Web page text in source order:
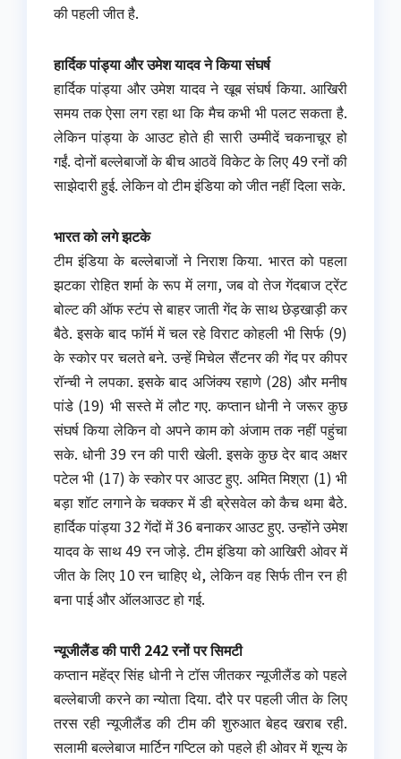
की पहली जीत है.
हार्दिक पांड्या और उमेश यादव ने किया संघर्ष
हार्दिक पांड्या और उमेश यादव ने खूब संघर्ष किया. आखिरी
समय तक ऐसा लग रहा था कि मैच कभी भी पलट सकता है.
लेकिन पांड्या के आउट होते ही सारी उम्मीदें चकनाचूर हो
गईं. दोनों बल्लेबाजों के बीच आठवें विकेट के लिए 49 रनों की
साझेदारी हुई. लेकिन वो टीम इंडिया को जीत नहीं दिला सके.
भारत को लगे झटके
टीम इंडिया के बल्लेबाजों ने निराश किया. भारत को पहला
झटका रोहित शर्मा के रूप में लगा, जब वो तेज गेंदबाज ट्रेंट
बोल्ट की ऑफ स्टंप से बाहर जाती गेंद के साथ छेड़खाड़ी कर
बैठे. इसके बाद फॉर्म में चल रहे विराट कोहली भी सिर्फ (9)
के स्कोर पर चलते बने. उन्हें मिचेल सैंटनर की गेंद पर कीपर
रॉन्ची ने लपका. इसके बाद अजिंक्य रहाणे (28) और मनीष
पांडे (19) भी सस्ते में लौट गए. कप्तान धोनी ने जरूर कुछ
संघर्ष किया लेकिन वो अपने काम को अंजाम तक नहीं पहुंचा
सके. धोनी 39 रन की पारी खेली. इसके कुछ देर बाद अक्षर
पटेल भी (17) के स्कोर पर आउट हुए. अमित मिश्रा (1) भी
बड़ा शॉट लगाने के चक्कर में डी ब्रेसवेल को कैच थमा बैठे.
हार्दिक पांड्या 32 गेंदों में 36 बनाकर आउट हुए. उन्होंने उमेश
यादव के साथ 49 रन जोड़े. टीम इंडिया को आखिरी ओवर में
जीत के लिए 10 रन चाहिए थे, लेकिन वह सिर्फ तीन रन ही
बना पाई और ऑलआउट हो गई.
न्यूजीलैंड की पारी 242 रनों पर सिमटी
कप्तान महेंद्र सिंह धोनी ने टॉस जीतकर न्यूजीलैंड को पहले
बल्लेबाजी करने का न्योता दिया. दौरे पर पहली जीत के लिए
तरस रही न्यूजीलैंड की टीम की शुरुआत बेहद खराब रही.
सलामी बल्लेबाज मार्टिन गप्टिल को पहले ही ओवर में शून्य के